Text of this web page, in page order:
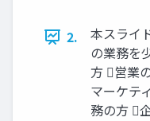
2.
本スライ
の業務を
方 営業
マーケテ
務の方 